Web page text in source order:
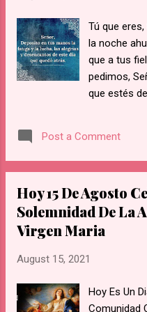
envejecer y
murió de
al Cielo
la hizo
la muerte
Religión del
ya se...
Tú que
la noche
que a tus
pedimos,
que estés
el corazón
Señor, que
acecha y, a
gobierna. A
ti, Padre,
Post a Comment
Hoy 15 De Agosto
Solemnidad De La
Virgen Maria
August 15, 2021
Hoy Es Un
Comunidad